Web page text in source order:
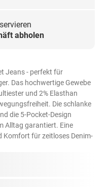
abholen
Jeans - perfekt für
Das hochwertige Gewebe
und 2% Elasthan
Die schlanke
die 5-Pocket-Design
Alltag garantiert. Eine
Komfort für zeitloses Denim-